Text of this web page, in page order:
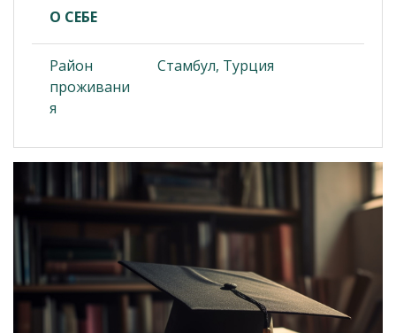
О СЕБЕ
Район
проживани
я
Стамбул, Турция